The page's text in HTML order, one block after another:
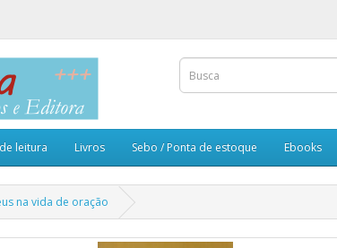
leitura Livros Sebo / Ponta de estoque Ebooks
na vida de oração